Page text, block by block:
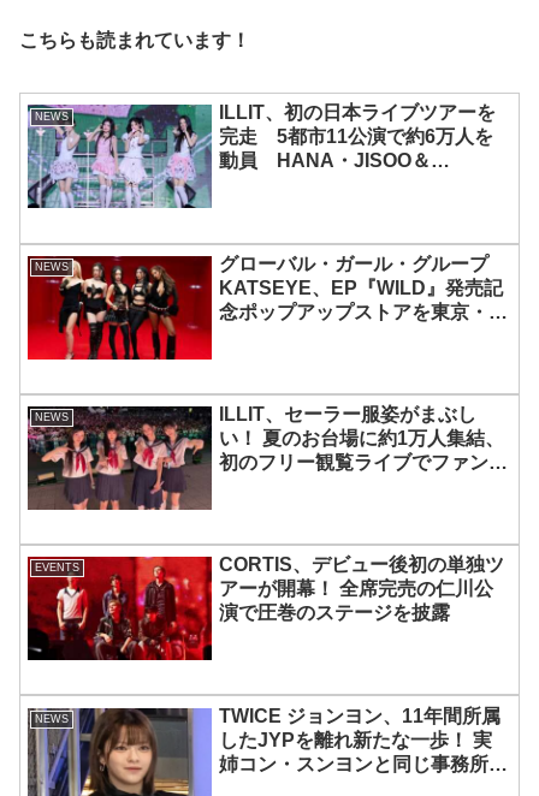
こちらも読まれています！
NEWS
ILLIT、初の日本ライブツアーを
完走 5都市11公演で約6万人を
動員 HANA・JISOO＆
NEWS
グローバル・ガール・グループ
KATSEYE、EP『WILD』発売記
念ポップアップストアを東京・原
NEWS
ILLIT、セーラー服姿がまぶし
い！ 夏のお台場に約1万人集結、
初のフリー観覧ライブでファンを
EVENTS
CORTIS、デビュー後初の単独ツ
アーが開幕！ 全席完売の仁川公
演で圧巻のステージを披露
NEWS
TWICE ジョンヨン、11年間所属
したJYPを離れ新たな一歩！ 実
姉コン・スンヨンと同じ事務所へ